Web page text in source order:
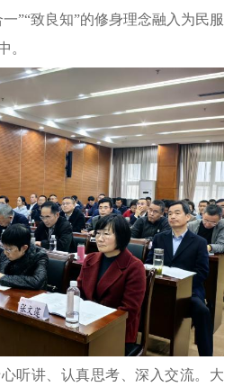
”“致良知”的修身理念融入为民服
。
听讲、认真思考、深入交流。大